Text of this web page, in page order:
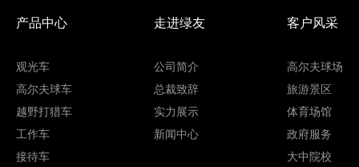
产品中心
观光车
高尔夫球车
越野打猎车
工作车
接待车
走进绿友
公司简介
总裁致辞
实力展示
新闻中心
客户风采
高尔夫球场
旅游景区
体育场馆
政府服务
大中院校